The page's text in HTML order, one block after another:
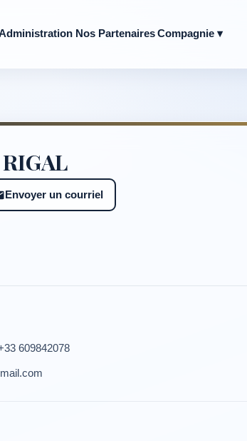
Nos Partenaires Compagnie ▾
Envoyer un courriel
609842078